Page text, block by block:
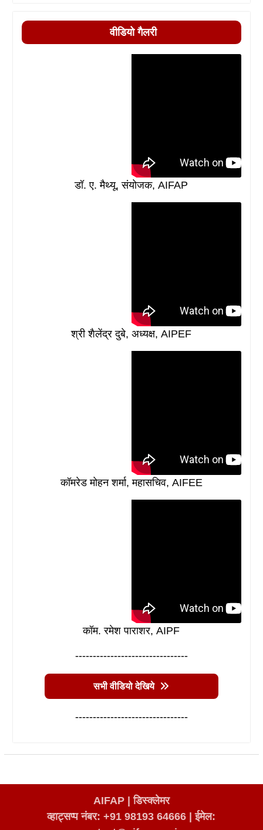
वीडियो गैलरी
डॉ. ए. मैथ्यू, संयोजक, AIFAP
श्री शैलेंद्र दुबे, अध्यक्ष, AIPEF
कॉमरेड मोहन शर्मा, महासचिव, AIFEE
कॉम. रमेश पाराशर, AIPF
--------------------------------
सभी वीडियो देखिये
--------------------------------
AIFAP |डिस्क्लेमर
व्हाट्सप्प नंबर: +91 98193 64666 |ईमेल: